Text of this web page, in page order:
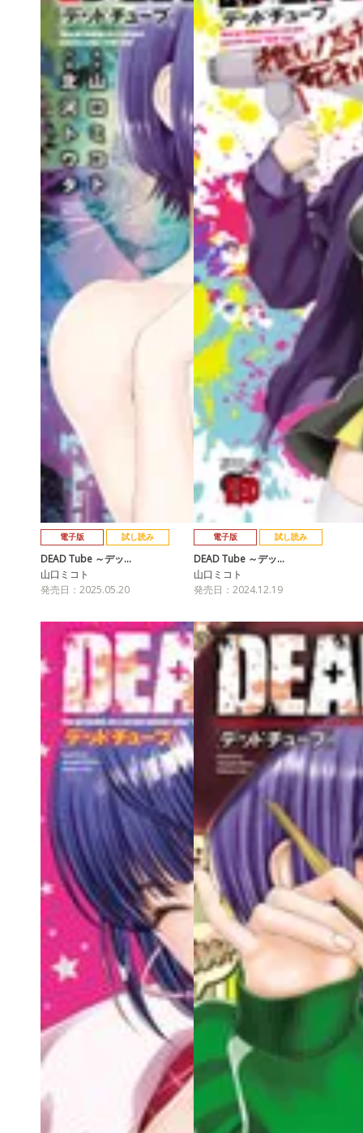
電子版 試し読み
DEAD Tube ～デッ…
山口ミコト
発売日：2025.05.20
電子版 試し読み
DEAD Tube ～デッ…
山口ミコト
発売日：2024.12.19